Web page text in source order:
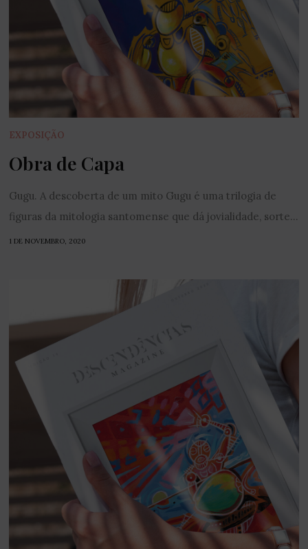
EXPOSIÇÃO
Obra de Capa
Gugu. A descoberta de um mito Gugu é uma trilogia de
figuras da mitologia santomense que dá jovialidade, sorte...
1 DE NOVEMBRO, 2020